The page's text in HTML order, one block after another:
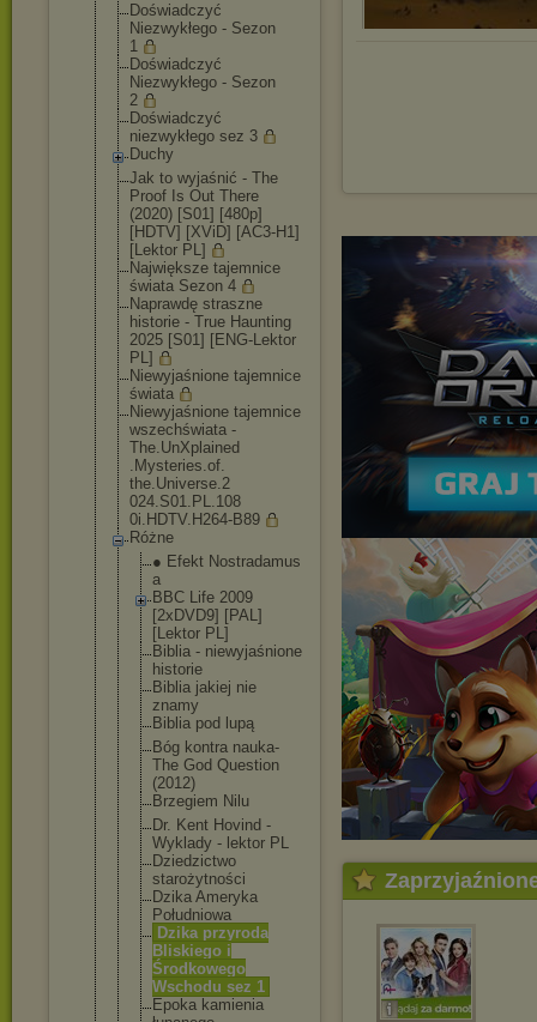
Doświadczyć
Niezwykłego - Sezon
1
Doświadczyć
Niezwykłego - Sezon
2
Doświadczyć
niezwykłego sez 3
Duchy
Jak to wyjaśnić - The
Proof Is Out There
(2020) [S01] [480p]
[HDTV] [XViD] [AC3-H1]
[Lektor PL]
Największe tajemnice
świata Sezon 4
Naprawdę straszne
historie - True Haunting
2025 [S01] [ENG-Lektor
PL]
Niewyjaśnione tajemnice
świata
Niewyjaśnione tajemnice
wszechświata -
The.UnXplained
.Mysteries.of.
the.Universe.2
024.S01.PL.108
0i.HDTV.H264-B89
Różne
● Efekt Nostradamus
a
BBC Life 2009
[2xDVD9] [PAL]
[Lektor PL]
Biblia - niewyjaśnione
historie
Biblia jakiej nie
znamy
Biblia pod lupą
Bóg kontra nauka-
The God Question
(2012)
Brzegiem Nilu
Dr. Kent Hovind -
Wyklady - lektor PL
Dziedzictwo
starożytności
Dzika Ameryka
Południowa
Dzika przyroda
Bliskiego i
Środkowego
Wschodu sez 1
Epoka kamienia